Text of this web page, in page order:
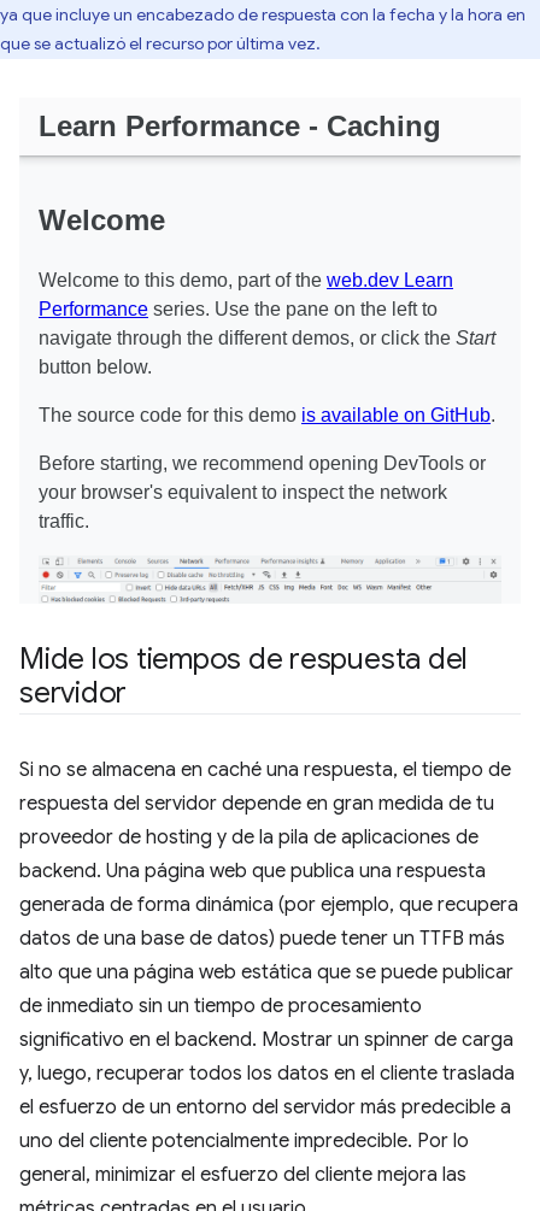
ya que incluye un encabezado de respuesta con la fecha y la hora en
que se actualizó el recurso por última vez.
Mide los tiempos de respuesta del
servidor
Si no se almacena en caché una respuesta, el tiempo de
respuesta del servidor depende en gran medida de tu
proveedor de hosting y de la pila de aplicaciones de
backend. Una página web que publica una respuesta
generada de forma dinámica (por ejemplo, que recupera
datos de una base de datos) puede tener un TTFB más
alto que una página web estática que se puede publicar
de inmediato sin un tiempo de procesamiento
significativo en el backend. Mostrar un spinner de carga
y, luego, recuperar todos los datos en el cliente traslada
el esfuerzo de un entorno del servidor más predecible a
uno del cliente potencialmente impredecible. Por lo
general, minimizar el esfuerzo del cliente mejora las